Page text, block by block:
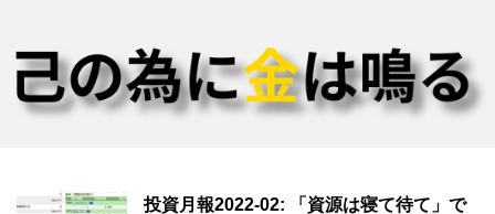
投資月報2022-02: 「資源は寝て待て」で